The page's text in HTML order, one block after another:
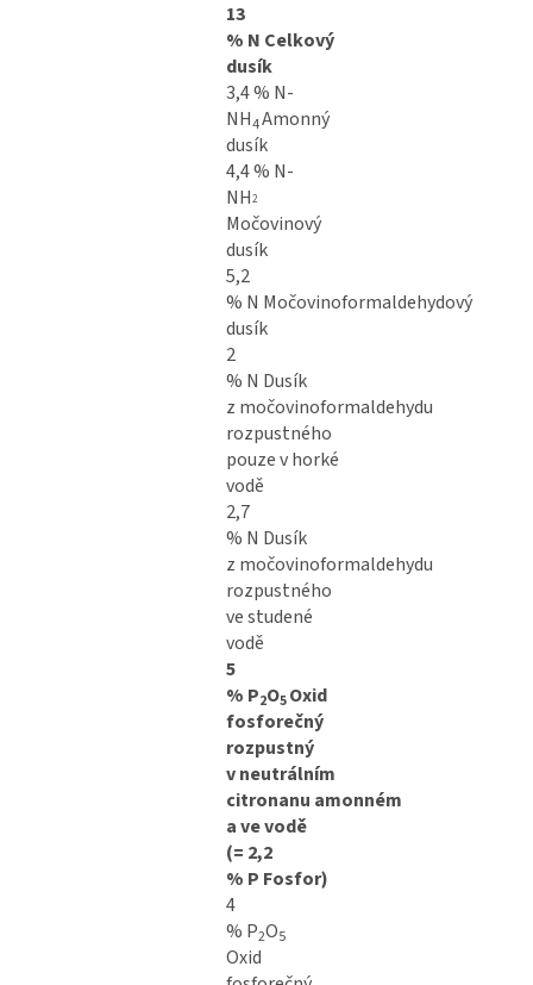
13
% N Celkový
dusík
3,4 % N-
NH4Amonný
dusík
4,4 % N-
NH2
Močovinový
dusík
5,2
% N Močovinoformaldehydový
dusík
2
% N Dusík
z močovinoformaldehydu
rozpustného
pouze v horké
vodě
2,7
% N Dusík
z močovinoformaldehydu
rozpustného
ve studené
vodě
5
% P2O5Oxid
fosforečný
rozpustný
v neutrálním
citronanu amonném
a ve vodě
(= 2,2
% P Fosfor)
4
% P2O5
Oxid